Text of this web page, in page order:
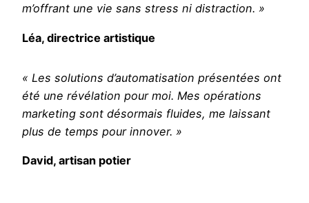
m’offrant une vie sans stress ni distraction. »
Léa, directrice artistique
« Les solutions d’automatisation présentées ont
été une révélation pour moi. Mes opérations
marketing sont désormais fluides, me laissant
plus de temps pour innover. »
David, artisan potier